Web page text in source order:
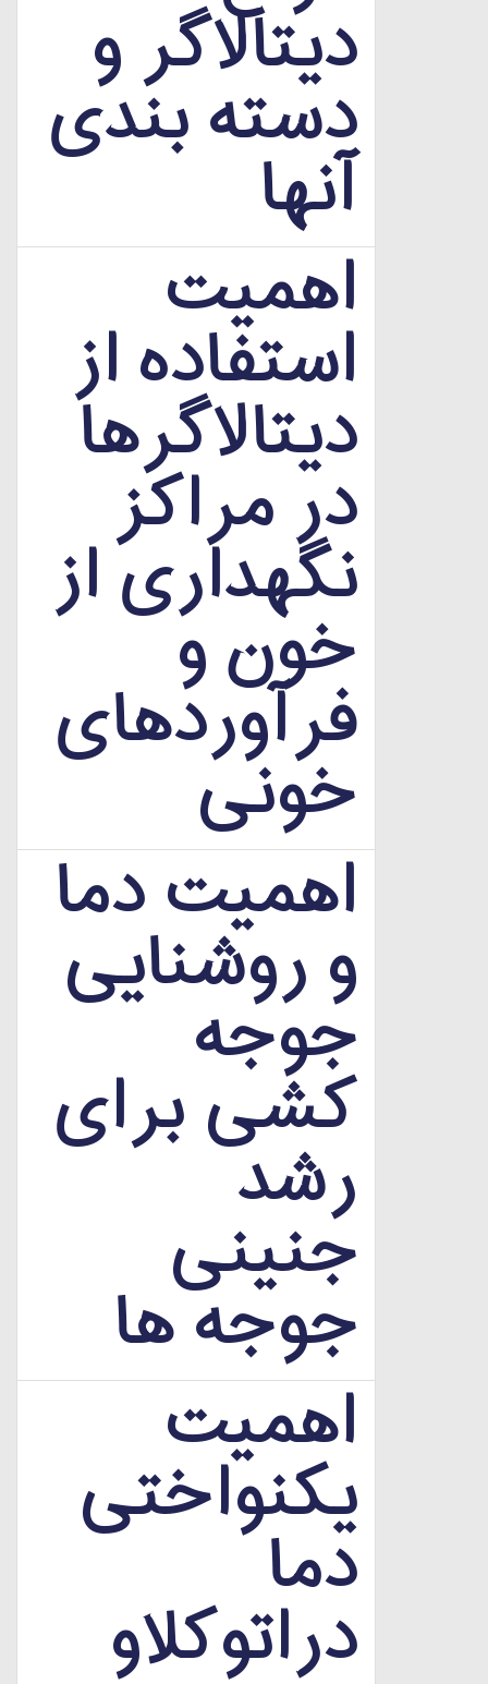
دیتالاگر و
دسته بندی
آنها
اهمیت
استفاده از
دیتالاگرها
در مراکز
نگهداری از
خون و
فرآوردهای
خونی
اهمیت دما
و روشنایی
جوجه
کشی برای
رشد
جنینی
جوجه ها
اهمیت
یکنواختی
دما
دراتوکلاو